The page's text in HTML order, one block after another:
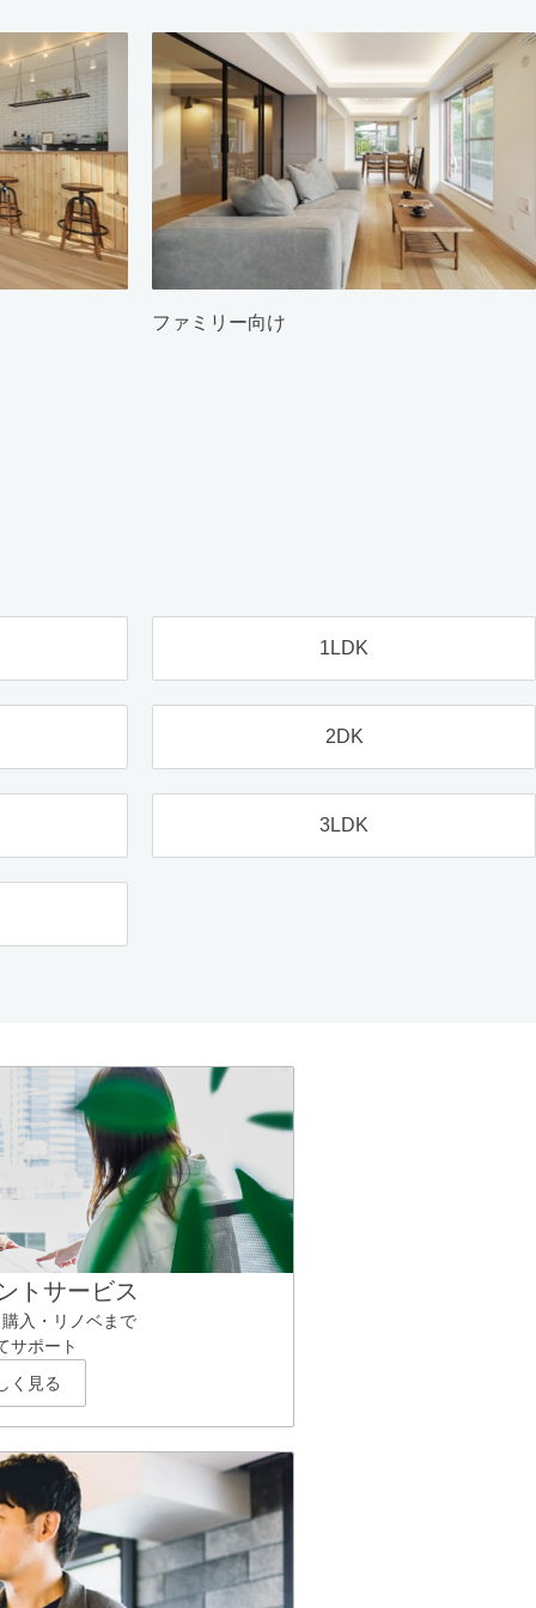
ファミリー向け
1LDK
2DK
3LDK
トサービス
入・リノベまで
サポート
く見る